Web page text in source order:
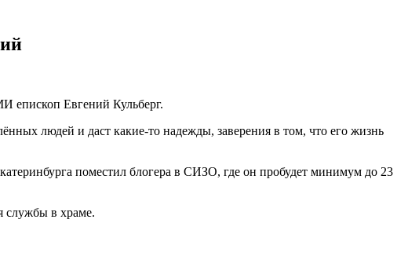
епископ Евгений Кульберг.
людей и даст какие-то надежды, заверения в том, что его жизнь
поместил блогера в СИЗО, где он пробудет минимум до 23
службы в храме.